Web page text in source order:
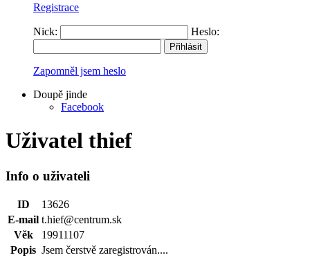
Registrace
Nick: Heslo:
Zapomněl jsem heslo
Doupě jinde
Facebook
Uživatel thief
Info o uživateli
ID
13626
E-mail t.hief@centrum.sk
Věk
19911107
Popis Jsem čerstvě zaregistrován....